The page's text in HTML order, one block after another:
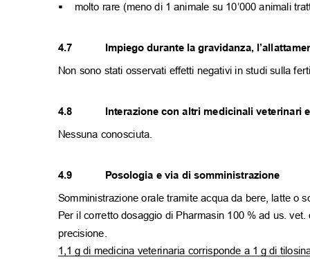
▪
molto rare (meno di 1 animale su 10’000 animali
4.7 Impiego durante la gravidanza,
Non sono stati osservati effetti negativi in studi sulla
4.8 Interazione con altri medicinali veterinari
Nessuna conosciuta.
4.9 Posologia e via di somministrazione
Somministrazione orale tramite acqua da bere, latte o
Per il corretto dosaggio di Pharmasin 100 % ad us.
precisione.
1,1 g di medicina veterinaria corrisponde a 1 g di